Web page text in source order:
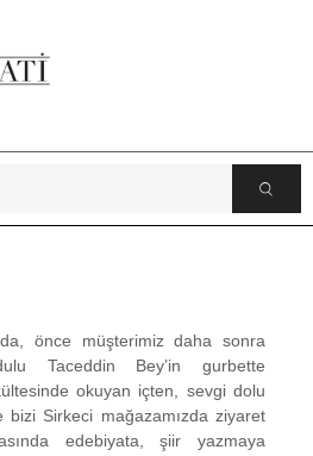
önce müşterimiz daha sonra
Taceddin Bey’in gurbette
okuyan içten, sevgi dolu
bizi Sirkeci mağazamızda ziyaret
edebiyata, şiir yazmaya